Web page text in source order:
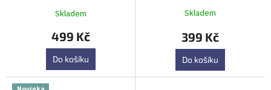
Skladem
499 Kč
Do košíku
Průměrné
hodnocení
produktu
je
4,9
z
5
Skladem
399 Kč
Do košíku